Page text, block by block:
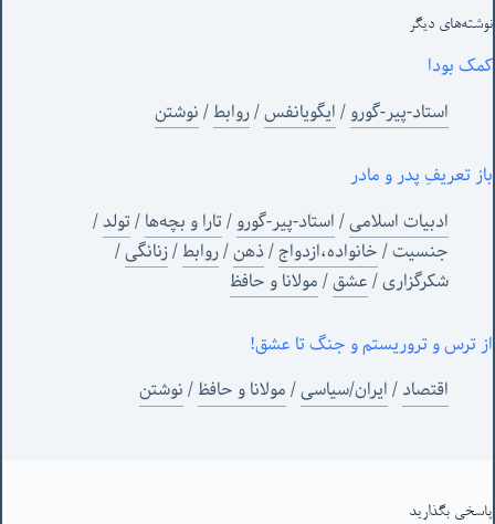
نوشته‌های‌ دیگر
کمک بودا
استاد-پیر-گورو/ایگویانفس/روابط/نوشتن
باز تعریفِ پدر و مادر
ادبیات اسلامی/استاد-پیر-گورو/تارا و بچه‌ها/تولد/
جنسیت/خانواده،ازدواج/ذهن/روابط/زنانگی/
شکرگزاری/عشق/مولانا و حافظ
از ترس و تروریستم و جنگ تا عشق!
اقتصاد/ایران/سیاسی/مولانا و حافظ/نوشتن
پاسخی بگذارید